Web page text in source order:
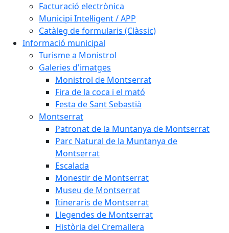
Facturació electrònica
Municipi Intel·ligent / APP
Catàleg de formularis (Clàssic)
Informació municipal
Turisme a Monistrol
Galeries d'imatges
Monistrol de Montserrat
Fira de la coca i el mató
Festa de Sant Sebastià
Montserrat
Patronat de la Muntanya de Montserrat
Parc Natural de la Muntanya de
Montserrat
Escalada
Monestir de Montserrat
Museu de Montserrat
Itineraris de Montserrat
Llegendes de Montserrat
Història del Cremallera